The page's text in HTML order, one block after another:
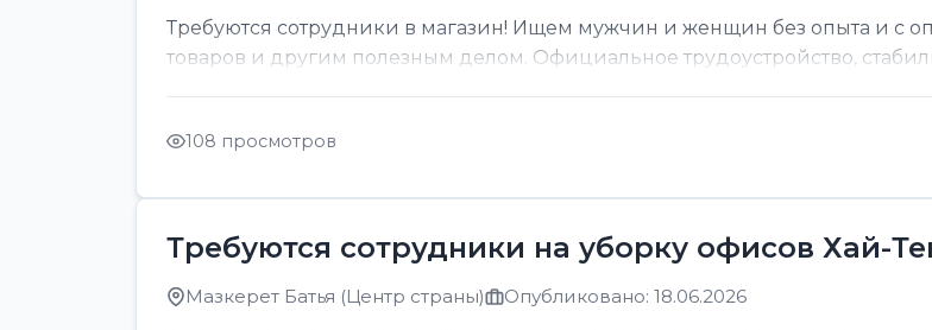
Требуются сотрудники в магазин! Ищем мужчин и женщин без опыта и с
товаров и другим полезным делом. Официальное трудоустройство,
108 просмотров
Требуются сотрудники на уборку офисов Хай-
Мазкерет Батья (Центр страны) Опубликовано: 18.06.2026